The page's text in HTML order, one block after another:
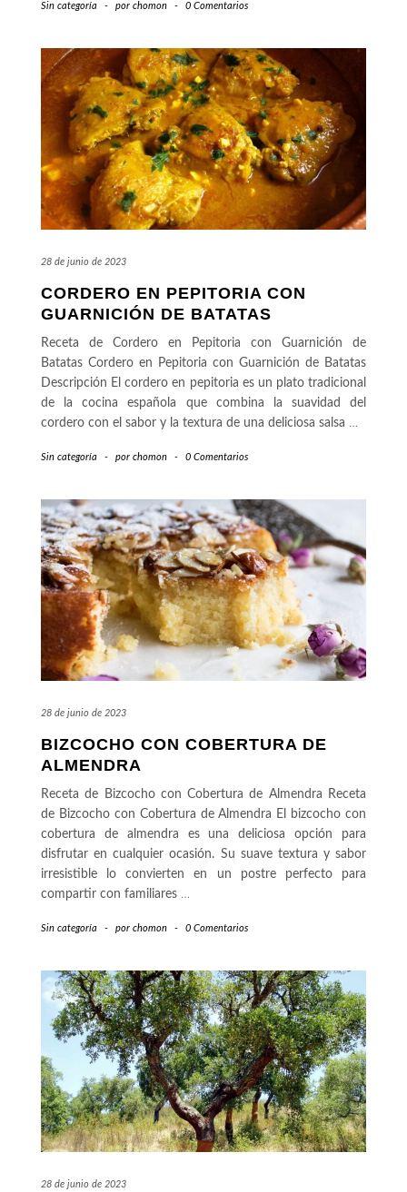
Sin categoría - por chomon - 0 Comentarios
28 de junio de 2023
CORDERO EN PEPITORIA CON
GUARNICIÓN DE BATATAS
Receta de Cordero en Pepitoria con Guarnición de
Batatas Cordero en Pepitoria con Guarnición de Batatas
Descripción El cordero en pepitoria es un plato tradicional
de la cocina española que combina la suavidad del
cordero con el sabor y la textura de una deliciosa salsa …
Sin categoría - por chomon - 0 Comentarios
28 de junio de 2023
BIZCOCHO CON COBERTURA DE
ALMENDRA
Receta de Bizcocho con Cobertura de Almendra Receta
de Bizcocho con Cobertura de Almendra El bizcocho con
cobertura de almendra es una deliciosa opción para
disfrutar en cualquier ocasión. Su suave textura y sabor
irresistible lo convierten en un postre perfecto para
compartir con familiares …
Sin categoría - por chomon - 0 Comentarios
28 de junio de 2023